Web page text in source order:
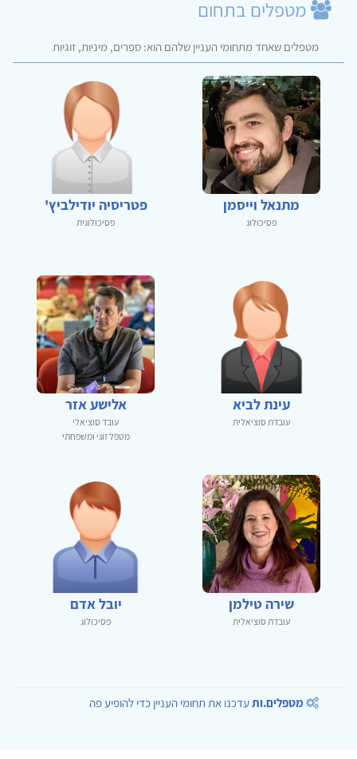
מטפלים בתחום
מטפלים שאחד מתחומי העניין שלהם הוא: ספרים, מיניות, זוגיות
מתנאל וייסמן
פסיכולוג
פטריסיה יודילביץ'
פסיכולוגית
עינת לביא
עובדת סוציאלית
אלישע אזר
עובד סוציאלי
מטפל זוגי ומשפחתי
שירה טילמן
עובדת סוציאלית
יובל אדם
פסיכולוג
מטפלים.ותעדכנו את תחומי העניין כדי להופיע פה